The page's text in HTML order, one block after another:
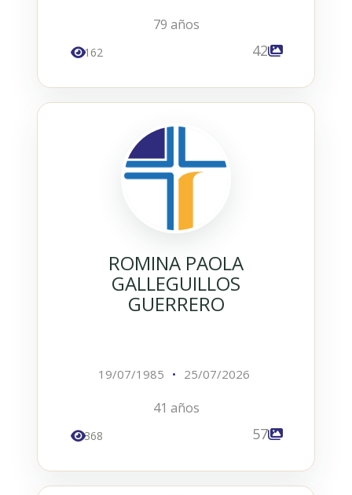
79 años
162 42
ROMINA PAOLA
GALLEGUILLOS
GUERRERO
19/07/1985 • 25/07/2026
41 años
368 57